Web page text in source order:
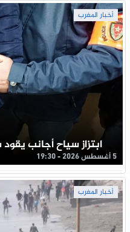
أخبار المغرب
ابتزاز سياح أجانب
5 أغسطس 2026 - 19:30
أخبار المغرب